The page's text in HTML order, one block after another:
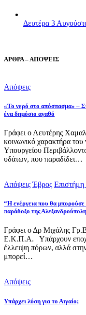
Δευτέρα 3
ΑΡΘΡΑ – ΑΠΟΨΕΙΣ
Απόψεις
«Το νερό στο απόσπασμα» –
ένα δημόσιο αγαθό
Γράφει ο Λευτέρης
κοινωνικό χαρακτήρα
Υπουργείου
υδάτων, που παραδίδει…
Απόψεις Έβρος Επιστήμη
“Η ενέργεια που θα μπορούσε
παράδοξο της
Γράφει ο Δρ Μιχάλης
Ε.Κ.Π.Α. Υπάρχουν
έλλειψη πόρων, αλλά
μπορεί…
Απόψεις
Υπάρχει λύση για το Αιγαίο;